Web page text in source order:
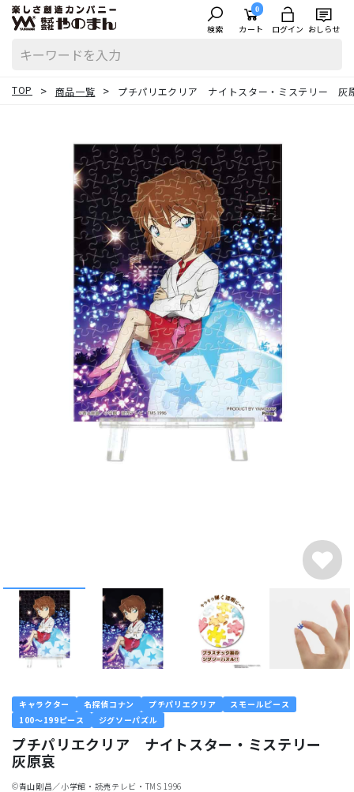
検索
0
カート ログイン おしらせ
TOP 商品一覧 プチパリエクリア ナイトスター・ミステリー 灰
キャラクター 名探偵コナン プチパリエクリア
スモールピース
100～199ピース
ジグソーパズル
プチパリエクリア ナイトスター・ミステリー
灰原哀
©︎青山剛昌／小学館・読売テレビ・TMS 1996